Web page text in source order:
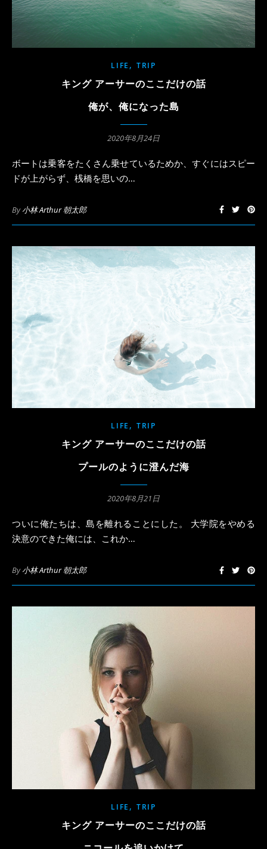
LIFE , TRIP
キング アーサーのここだけの話
俺が、俺になった島
2020年8月24日
ボートは乗客をたくさん乗せているためか、すぐにはスピー
ドが上がらず、桟橋を思いの…
By小林 Arthur 朝太郎
LIFE , TRIP
キング アーサーのここだけの話
プールのように澄んだ海
2020年8月21日
ついに俺たちは、島を離れることにした。 大学院をやめる
決意のできた俺には、これか…
By小林 Arthur 朝太郎
LIFE , TRIP
キング アーサーのここだけの話